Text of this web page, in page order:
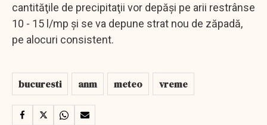
cantităţile de precipitaţii vor depăşi pe arii restrânse
10 - 15 l/mp şi se va depune strat nou de zăpadă,
pe alocuri consistent.
bucuresti anm meteo vreme